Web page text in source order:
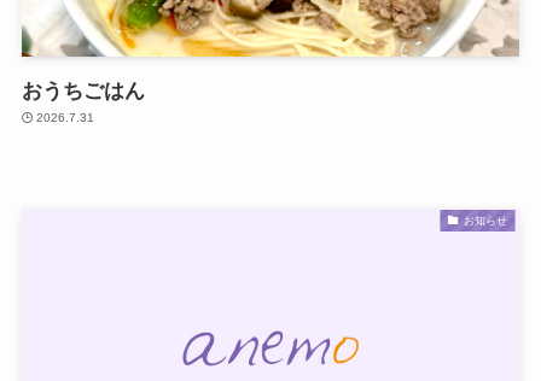
おうちごはん
2026.7.31
お知らせ